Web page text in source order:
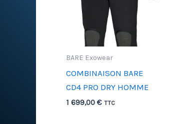
BARE Exowear
COMBINAISON BARE
CD4 PRO DRY HOMME
1 699,00€ TTC